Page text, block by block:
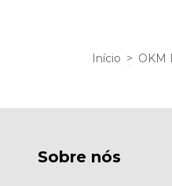
Início > OKM
Sobre nós